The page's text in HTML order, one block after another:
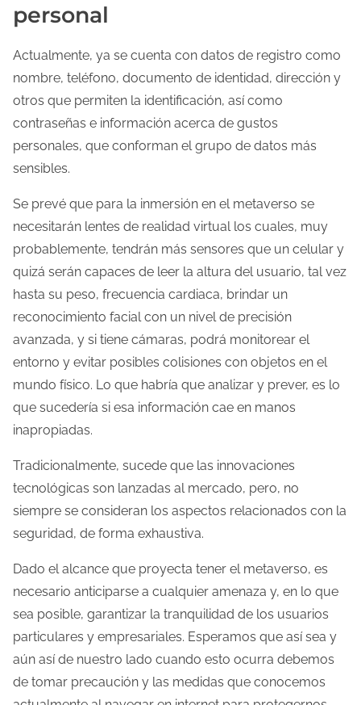
personal
Actualmente, ya se cuenta con datos de registro como
nombre, teléfono, documento de identidad, dirección y
otros que permiten la identificación, así como
contraseñas e información acerca de gustos
personales, que conforman el grupo de datos más
sensibles.
Se prevé que para la inmersión en el metaverso se
necesitarán lentes de realidad virtual los cuales, muy
probablemente, tendrán más sensores que un celular y
quizá serán capaces de leer la altura del usuario, tal vez
hasta su peso, frecuencia cardiaca, brindar un
reconocimiento facial con un nivel de precisión
avanzada, y si tiene cámaras, podrá monitorear el
entorno y evitar posibles colisiones con objetos en el
mundo físico. Lo que habría que analizar y prever, es lo
que sucedería si esa información cae en manos
inapropiadas.
Tradicionalmente, sucede que las innovaciones
tecnológicas son lanzadas al mercado, pero, no
siempre se consideran los aspectos relacionados con la
seguridad, de forma exhaustiva.
Dado el alcance que proyecta tener el metaverso, es
necesario anticiparse a cualquier amenaza y, en lo que
sea posible, garantizar la tranquilidad de los usuarios
particulares y empresariales. Esperamos que así sea y
aún así de nuestro lado cuando esto ocurra debemos
de tomar precaución y las medidas que conocemos